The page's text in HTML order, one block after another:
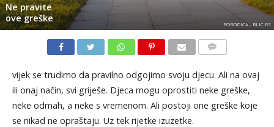
Ne pravite
ove greške
PORODICA - BLIC.RS
vijek se trudimo da pravilno odgojimo svoju djecu. Ali na ovaj
ili onaj način, svi griješe. Djeca mogu oprostiti neke greške,
neke odmah, a neke s vremenom. Ali postoji one greške koje
se nikad ne opraštaju. Uz tek rijetke izuzetke.